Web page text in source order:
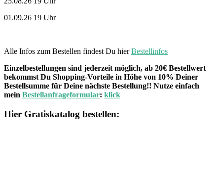
01.09.26 19 Uhr
Alle Infos zum Bestellen findest Du hierBestellinfos
Einzelbestellungen sind jederzeit möglich, ab 20€ Bestellwert
bekommst Du Shopping-Vorteile in Höhe von 10% Deiner
Bestellsumme für Deine nächste Bestellung!! Nutze einfach
mein Bestellanfrageformular: klick
Hier Gratiskatalog bestellen: